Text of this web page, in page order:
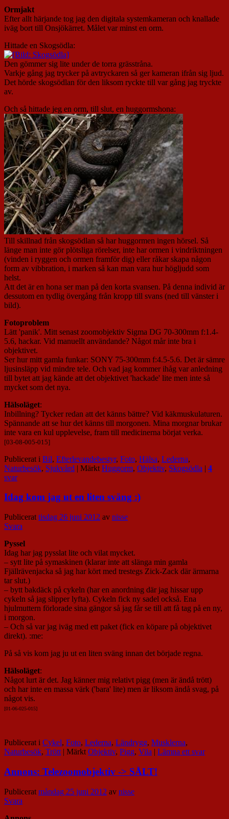
Ormjakt
Efter allt härjande tog jag den digitala systemkameran och knallade
iväg bort till Onsjökärret. Målet var minst en orm.
Hittade en Skogsödla:
Den gömmer sig lite under de torra grässtråna.
Varkje gång jag trycker på avtryckaren så ger kameran ifrån sig ljud.
Det hörde skogsödlan för den liksom ryckte till var gång jag tryckte
av.
Och så hittade jeg en orm, till slut, en huggormshona:
Till skillnad från skogsödlan så har huggormen ingen hörsel. Så
länge man inte gör plötsliga rörelser, inte har ormen i vindriktningen
(vinden i ryggen och ormen framför dig) eller råkar skapa någon
form av vibbration, i marken så kan man vara hur högljudd som
helst.
Att det är en hona ser man på den korta svansen. På denna individ är
dessutom en tydlig övergång från kropp till svans (ned till vänster i
bild).
Fotoproblem
Lätt 'panik'. Mitt senast zoomobjektiv Sigma DG 70-300mm f:1.4-
5.6, hackar. Vid manuellt användande? Något mår inte bra i
objektivet.
Ser hur mitt gamla funkar: SONY 75-300mm f:4.5-5.6. Det är sämre
ljusinsläpp vid mindre tele. Och vad jag kommer ihåg var anledning
till bytet att jag kände att det objektivet 'hackade' lite men inte så
mycket som det nya.
Hälsoläget:
Inbillning? Tycker redan att det känns bättre? Vid käkmuskulaturen.
Spännande att se hur det känns till morgonen. Mina morgnar brukar
inte vara en kul upplevelse, fram till medicinerna börjat verka.
[03-08-005-015]
Publicerat i Bil, Efterlevandebestyr, Foto, Hälsa, Lederna,
Naturbesök, Sjukvård | Märkt Huggorm, Objektiv, Skogsödla | 4
svar
Idag kom jag ut en liten sväng :)
Publicerat tisdag 26 juni 2012 av nisse
Svara
Pyssel
Idag har jag pysslat lite och vilat mycket.
– sytt lite på symaskinen (klarar inte att slänga min gamla
Fjällrävenjacka så jag har kört med trestegs Zick-Zack där ärmarna
tar slut.)
– bytt bakdäck på cykeln (har en anordning där jag hissar upp
cykeln så jag slipper lyfta). Cykeln fick ny sadel också. Ena
hjulmuttern förlorade sina gängor så jag får se till att få tag på en ny,
i morgon.
– Och så var jag iväg med ett paket (fick en köpare på objektivet
direkt). :me:
På så vis kom jag ju ut en liten sväng innan det började regna.
Hälsoläget:
Något lurt är det. Jag känner mig relativt pigg (men är ändå trött)
och har inte en massa värk ('bara' lite) men är liksom ändå svag, på
något vis.
[01-06-025-015]
Publicerat i Cykel, Foto, Lederna, Ländrygg, Musklerna,
Naturbesök, Trött | Märkt Objektiv, Pigg, Vila | Lämna ett svar
Annons: Telezoomobjektiv -> SÅLT!
Publicerat måndag 25 juni 2012 av nisse
Svara